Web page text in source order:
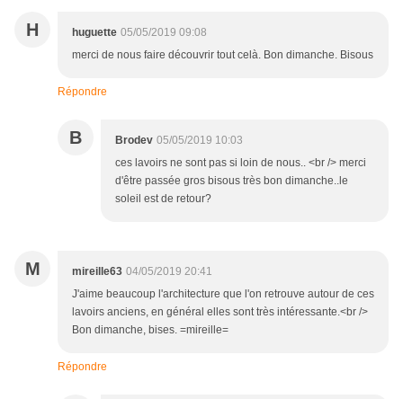
H huguette 05/05/2019 09:08
merci de nous faire découvrir tout celà. Bon dimanche. Bisous
Répondre
B Brodev 05/05/2019 10:03
ces lavoirs ne sont pas si loin de nous.. <br /> merci
d'être passée gros bisous très bon dimanche..le
soleil est de retour?
M mireille63 04/05/2019 20:41
J'aime beaucoup l'architecture que l'on retrouve autour de ces
lavoirs anciens, en général elles sont très intéressante.<br />
Bon dimanche, bises. =mireille=
Répondre